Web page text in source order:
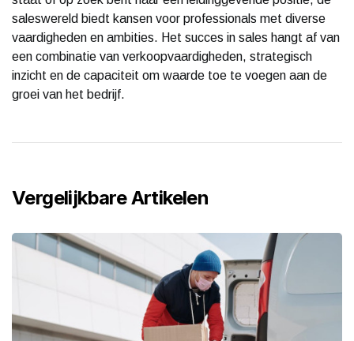
saleswereld biedt kansen voor professionals met diverse
vaardigheden en ambities. Het succes in sales hangt af van
een combinatie van verkoopvaardigheden, strategisch
inzicht en de capaciteit om waarde toe te voegen aan de
groei van het bedrijf.
Vergelijkbare Artikelen